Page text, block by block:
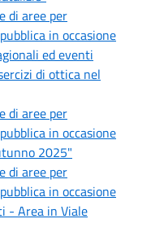
di aree per
in occasione
ed eventi
di ottica nel
di aree per
in occasione
2025"
di aree per
in occasione
- Area in Viale